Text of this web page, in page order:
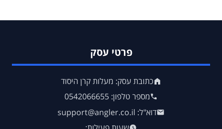
פרטי עסק
כתובת עסק: מעלות קרן היסוד
מספר טלפון: 0542066655
דוא"ל: support@angler.co.il